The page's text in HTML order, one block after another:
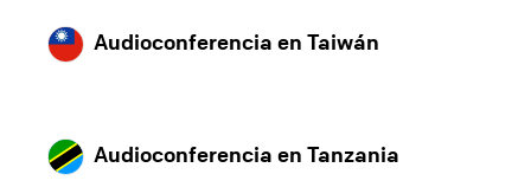
Audioconferencia en Taiwán
Audioconferencia en Tanzania